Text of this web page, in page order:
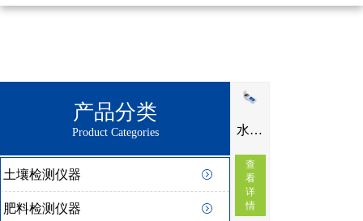
产品分类
Product Categories
土壤检测仪器
肥料检测仪器
水质检测仪IN-SS60
查
看
详
情